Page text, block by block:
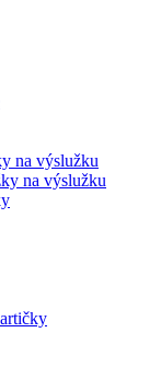
na výslužku
na výslužku